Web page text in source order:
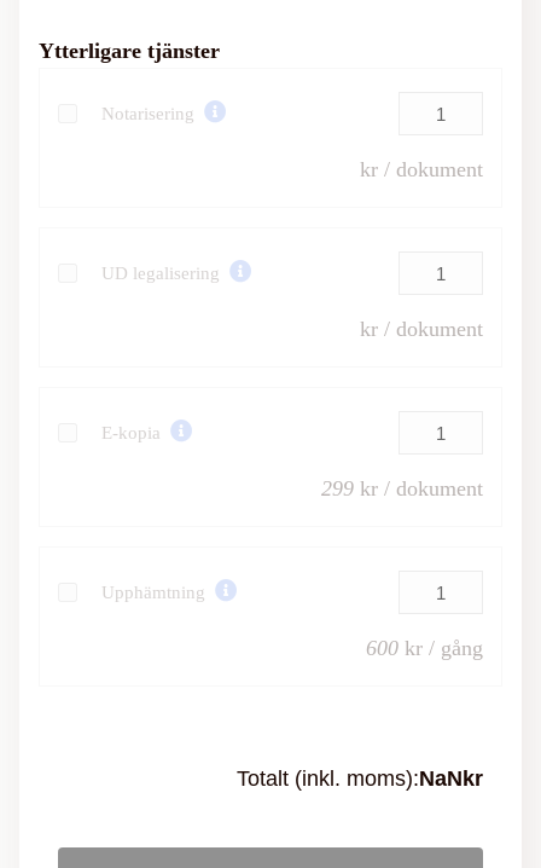
Ytterligare tjänster
Notarisering
kr / dokument
UD legalisering
kr / dokument
E-kopia
299 kr / dokument
Upphämtning
600 kr / gång
Totalt (inkl. moms):NaN kr